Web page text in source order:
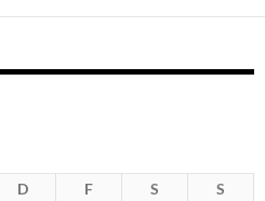
D F S S